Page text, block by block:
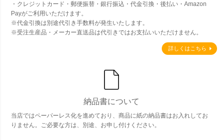
・クレジットカード・郵便振替・銀行振込・代金引換・後払い・Amazon
Payがご利用いただけます。
※代金引換は別途代引き手数料が発生いたします。
※受注生産品・メーカー直送品は代引きではお支払いいただけません。
詳しくはこちら
納品書について
当店ではペーパーレス化を進めており、商品に紙の納品書はお入れしてお
りません。ご必要な方は、別途、お申し付けください。